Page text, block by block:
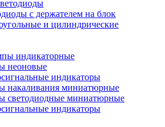
с держателем на блок
и цилиндрические
индикаторные
неоновые
индикаторы
накаливания миниатюрные
светодиодные миниатюрные
индикаторы